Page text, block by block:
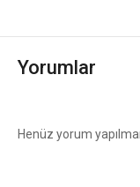
Yorumlar
Henüz yorum